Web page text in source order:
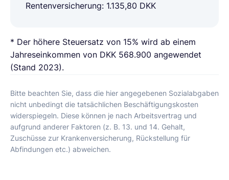
Rentenversicherung: 1.135,80 DKK
* Der höhere Steuersatz von 15% wird ab einem
Jahreseinkommen von DKK 568.900 angewendet
(Stand 2023).
Bitte beachten Sie, dass die hier angegebenen Sozialabgaben
nicht unbedingt die tatsächlichen Beschäftigungskosten
widerspiegeln. Diese können je nach Arbeitsvertrag und
aufgrund anderer Faktoren (z. B. 13. und 14. Gehalt,
Zuschüsse zur Krankenversicherung, Rückstellung für
Abfindungen etc.) abweichen.